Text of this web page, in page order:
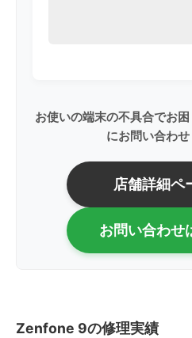
お使いの端末の不具合でお
にお問い合わせ
店舗詳細ペ
お問い合わせ
Zenfone 9の修理実績